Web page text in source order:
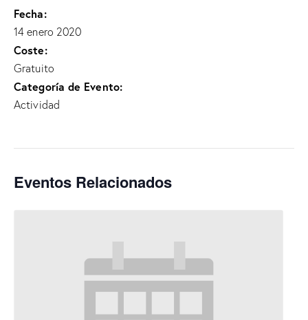
Fecha:
14 enero 2020
Coste:
Gratuito
Categoría de Evento:
Actividad
Eventos Relacionados